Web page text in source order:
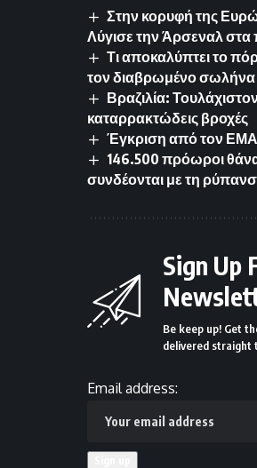
Στην κορυφή της
Λύγισε την Άρσεναλ στα
Τι αποκαλύπτει το
τον διαβρωμένο σωλήνα
Βραζιλία:
καταρρακτώδεις βροχές
Έγκριση από τον ΕΜΑ
146.500 πρόωροι
συνδέονται με τη
Sign Up
Be keep up! Get
delivered straight
Email address: